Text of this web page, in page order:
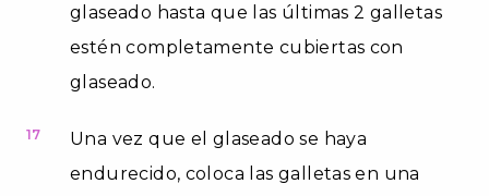
glaseado hasta que las últimas 2 galletas
estén completamente cubiertas con
glaseado.
17
Una vez que el glaseado se haya
endurecido, coloca las galletas en una